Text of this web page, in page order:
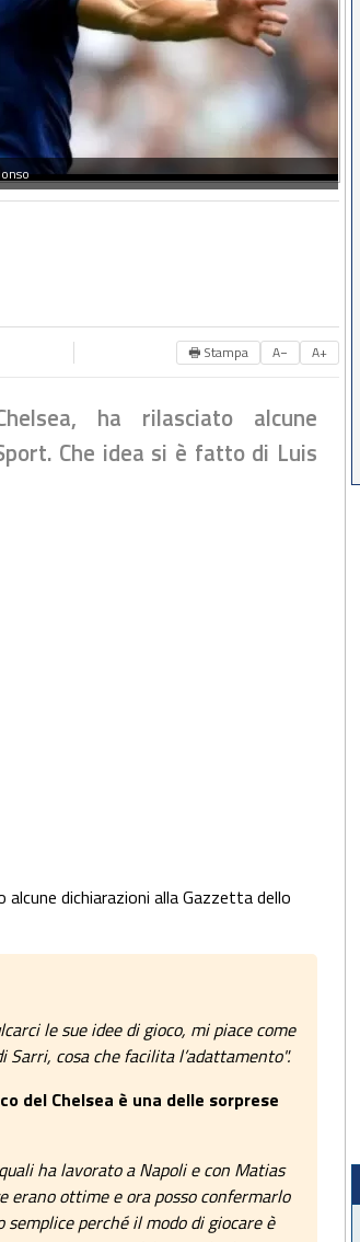
🖶 Stampa A− A+
ha rilasciato alcune
Che idea si è fatto di Luis
dichiarazioni alla Gazzetta dello
le sue idee di gioco, mi piace come
cosa che facilita l’adattamento".
del Chelsea è una delle sorprese
ha lavorato a Napoli e con Matias
erano ottime e ora posso confermarlo
perché il modo di giocare è